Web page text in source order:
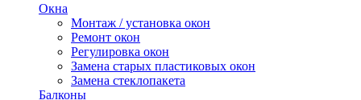
Окна
Монтаж / установка окон
Ремонт окон
Регулировка окон
Замена старых пластиковых окон
Замена стеклопакета
Балконы